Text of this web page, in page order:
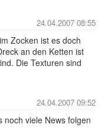
24.04.2007 08:55
Zocken ist es doch
an den Ketten ist
Die Texturen sind
24.04.2007 09:52
noch viele News folgen